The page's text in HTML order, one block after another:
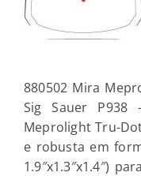
880502 Mira
Sig Sauer P938
Meprolight Tru-
e robusta em
1.9″x1.3″x1.4″)